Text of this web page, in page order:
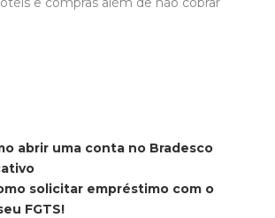
abrir uma conta no Bradesco
solicitar empréstimo com o
FGTS!